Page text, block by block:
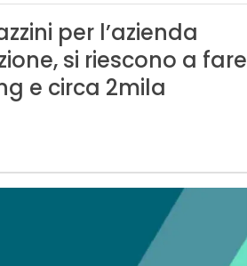
per l’azienda
si riescono a fare
e circa 2mila